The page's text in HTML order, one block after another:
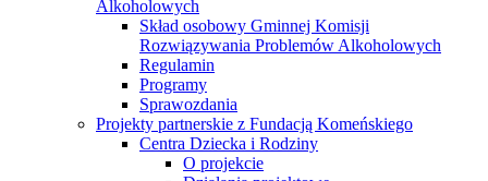
Alkoholowych
Skład osobowy Gminnej Komisji
Rozwiązywania Problemów Alkoholowych
Regulamin
Programy
Sprawozdania
Projekty partnerskie z Fundacją Komeńskiego
Centra Dziecka i Rodziny
O projekcie